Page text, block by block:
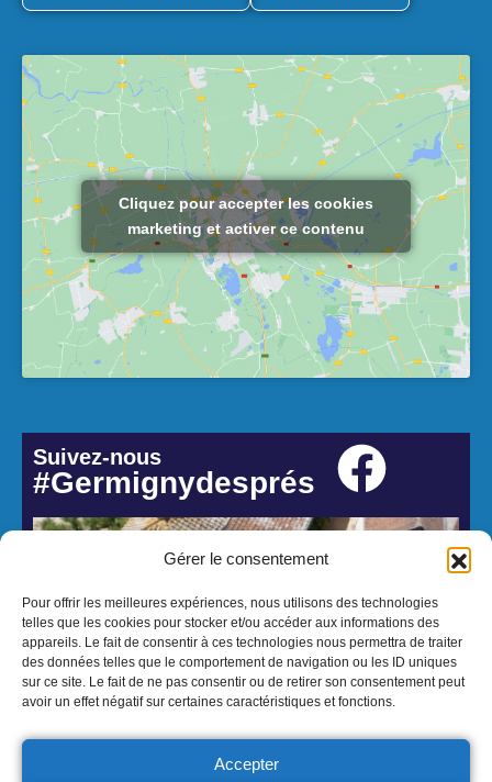
Gérer le consentement
Pour offrir les meilleures expériences, nous utilisons des technologies
telles que les cookies pour stocker et/ou accéder aux informations des
appareils. Le fait de consentir à ces technologies nous permettra de traiter
des données telles que le comportement de navigation ou les ID uniques
sur ce site. Le fait de ne pas consentir ou de retirer son consentement peut
avoir un effet négatif sur certaines caractéristiques et fonctions.
Accepter
Cliquez pour accepter les cookies
marketing et activer ce contenu
Suivez-nous
#Germignydesprés
Politique de confidentialité